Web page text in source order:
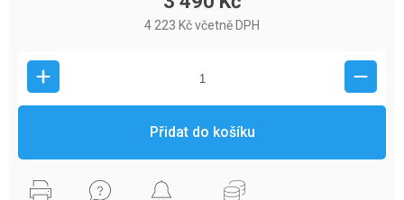
4 223 Kč včetně DPH
Přidat do košíku